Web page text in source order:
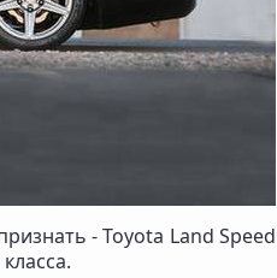
- Toyota Land Speed